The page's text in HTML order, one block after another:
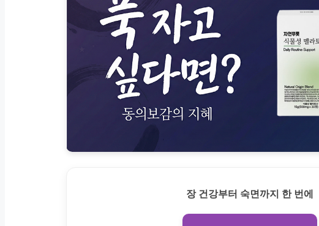
장 건강부터 숙면까지 한 번에